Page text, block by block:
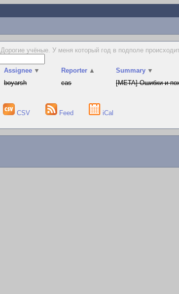
Дорогие учёные. У меня который год в подполе
Assignee ▼ Reporter ▲ Summary ▼
boyarsh cas [META] Ошибки и
CSV Feed iCal